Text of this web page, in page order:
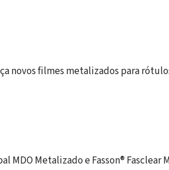
novos filmes metalizados para
MDO Metalizado e Fasson®